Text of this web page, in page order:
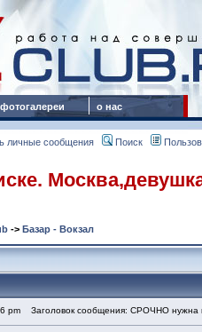
фотогалереи о нас
личные сообщения Поиск
-> Базар - Вокзал
pm Заголовок сообщения: СРОЧНО нужна